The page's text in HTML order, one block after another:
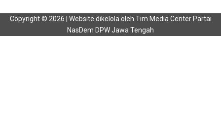
Copyright © 2026 | Website dikelola oleh Tim Media Center Partai
NasDem DPW Jawa Tengah